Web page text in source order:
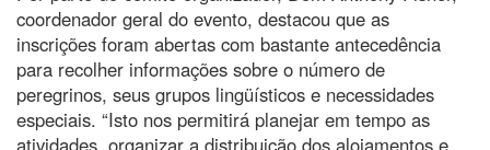
coordenador geral do evento, destacou que as
inscrições foram abertas com bastante antecedência
para recolher informações sobre o número de
peregrinos, seus grupos lingüísticos e necessidades
especiais. “Isto nos permitirá planejar em tempo as
atividades, organizar a distribuição dos alojamentos e